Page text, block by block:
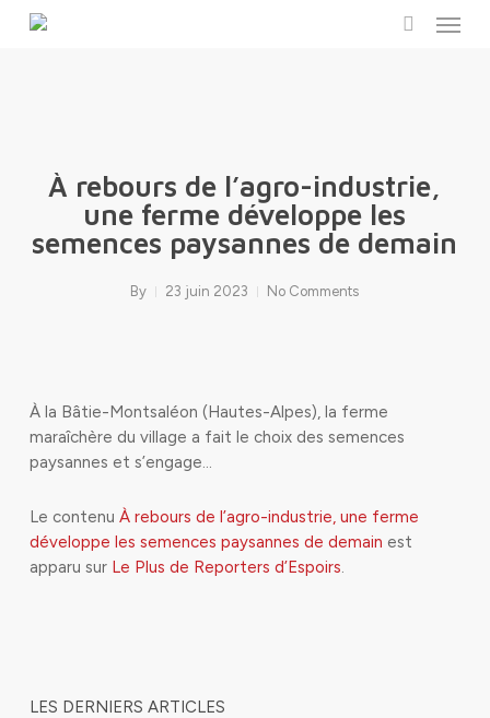
Menu
À rebours de l’agro-industrie,
une ferme développe les
semences paysannes de demain
By 23 juin 2023 No Comments
À la Bâtie-Montsaléon (Hautes-Alpes), la ferme
maraîchère du village a fait le choix des semences
paysannes et s’engage…
Le contenu À rebours de l’agro-industrie, une ferme
développe les semences paysannes de demain est
apparu sur Le Plus de Reporters d’Espoirs.
LES DERNIERS ARTICLES